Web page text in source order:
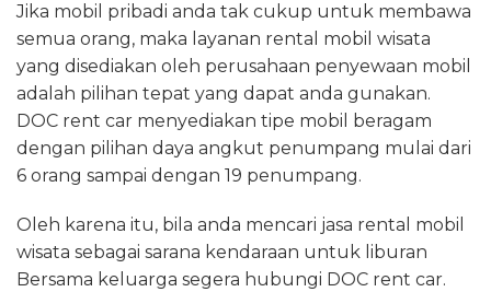
Jika mobil pribadi anda tak cukup untuk membawa
semua orang, maka layanan rental mobil wisata
yang disediakan oleh perusahaan penyewaan mobil
adalah pilihan tepat yang dapat anda gunakan.
DOC rent car menyediakan tipe mobil beragam
dengan pilihan daya angkut penumpang mulai dari
6 orang sampai dengan 19 penumpang.
Oleh karena itu, bila anda mencari jasa rental mobil
wisata sebagai sarana kendaraan untuk liburan
Bersama keluarga segera hubungi DOC rent car.